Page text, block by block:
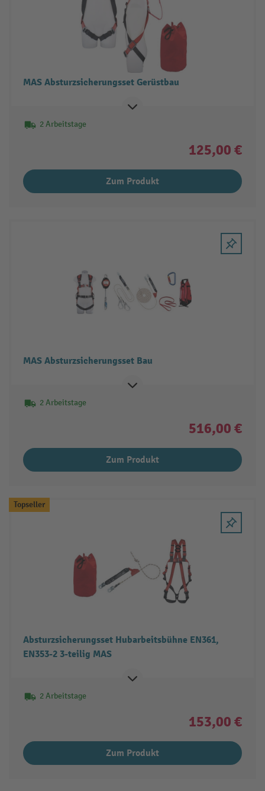
MAS Absturzsicherungsset Gerüstbau
2 Arbeitstage
125,00 €
Zum Produkt
MAS Absturzsicherungsset Bau
2 Arbeitstage
516,00 €
Zum Produkt
Topseller
Absturzsicherungsset Hubarbeitsbühne EN361,
EN353-2 3-teilig MAS
2 Arbeitstage
153,00 €
Zum Produkt